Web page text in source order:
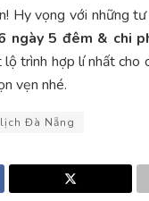
Hy vọng với những
ngày 5 đêm & chi
trình hợp lí nhất cho
vẹn nhé.
Đà Nẵng